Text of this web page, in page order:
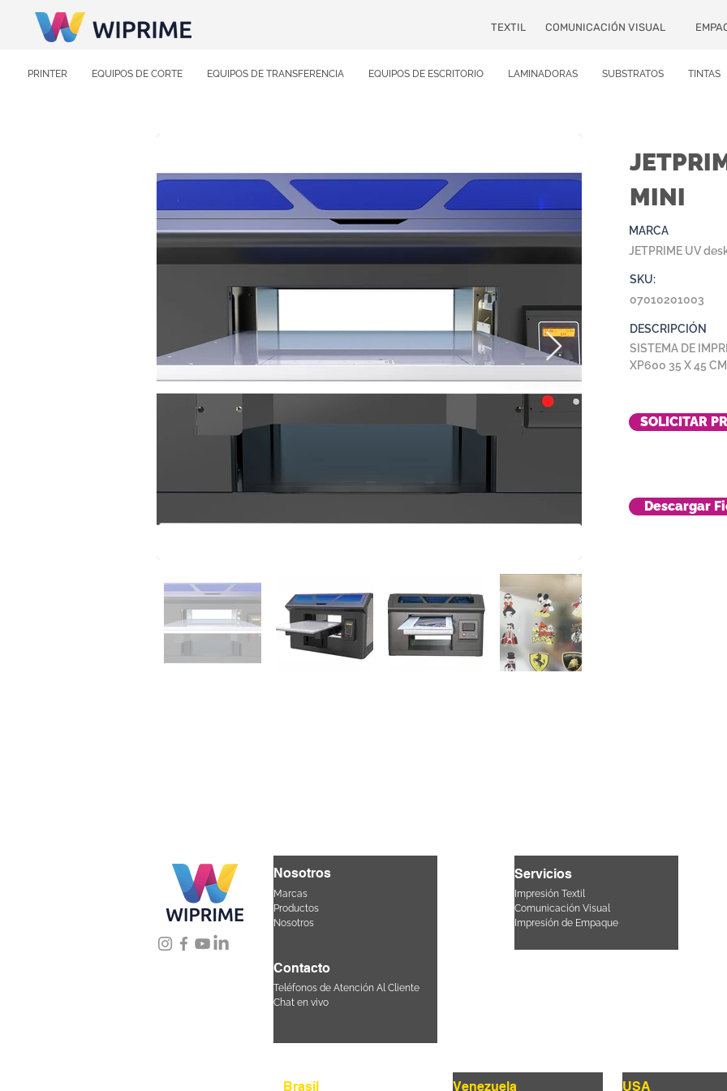
TEXTIL COMUNICACIÓN VISUAL
PRINTER EQUIPOS DE CORTE EQUIPOS DE TRANSFERENCIA EQUIPOS DE ESCRITORIO LAMINADORAS SUBSTRATOS TINTAS
MINI
MARCA
JETPRIME UV
SKU:
07010201003
DESCRIPCIÓN
SISTEMA DE
XP600 35 X 45 CM
SOLICITAR
Descargar
Nosotros
Marcas
Productos
Nosotros
Contacto
Teléfonos de Atención Al Cliente
Chat en vivo
Servicios
Impresión Textil
Comunicación Visual
Impresión de Empaque
Brasil
Venezuela USA